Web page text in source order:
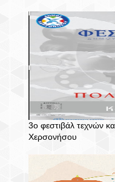
3ο φεστιβάλ τεχνών
Χερσονήσου